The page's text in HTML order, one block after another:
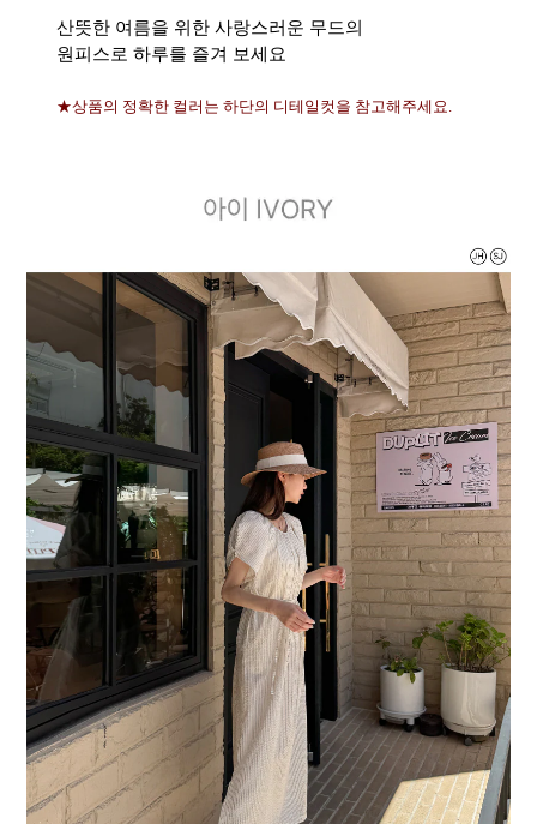
산뜻한 여름을 위한 사랑스러운 무드의
원피스로 하루를 즐겨 보세요
★상품의 정확한 컬러는 하단의 디테일컷을 참고해주세요.